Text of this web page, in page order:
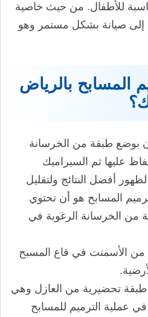
للأطفال. من حيث خاصية
إلى صيانة بشكل مستمر وهو
المسابح بالرياض
بوضع طبقة من الخرسانة
عليها ثم السيراميك
أفضل النتائج ولتقليل
المسابح هو أن تحتوي
من الخرسانة الرغوية في
من الأسمنت في قاع المسبح
تحضيرية من العازل وهي
عملية الترميم للمسابح